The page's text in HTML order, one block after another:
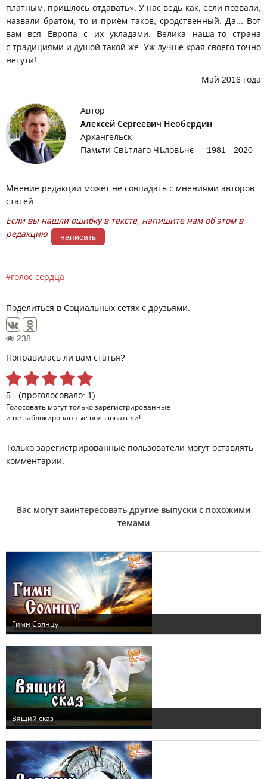
платным, пришлось отдавать». У нас ведь как, если позвали,
назвали братом, то и приём таков, сродственный. Да... Вот
вам вся Европа с их укладами. Велика наша-то страна
с традициями и душой такой же. Уж лучше края своего точно
нетути!
Май 2016 года
Автор
Алексей Сергеевич Необердин
Архангельск
Памѧти Свѣтлаго Чѣловѣчє — 1981 - 2020
—
Мнение редакции может не совпадать с мнениями авторов
статей
Если вы нашли ошибку в тексте, напишите нам об этом в
редакцию
написать
голос сердца
Поделиться в Социальных сетях с друзьями:
238
Понравилась ли вам статья?
5 - (проголосовало: 1)
Голосовать могут только зарегистрированные
и не заблокированные пользователи!
Только зарегистрированные пользователи могут оставлять
комментарии.
Вас могут заинтересовать другие выпуски с похожими
темами